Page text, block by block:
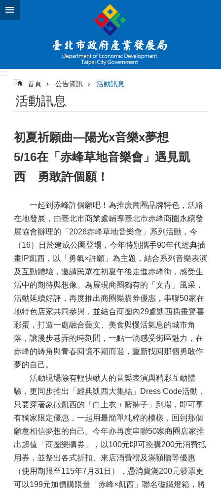
跳到主要內容區塊
:::
:::
首頁 公告資訊 活動訊息
活動訊息
初夏祈願曲―陽光x音樂x夢想
5/16在「赤峰草地音樂會」遇見凱
西 勇敢許個願！
一起到赤峰許個願吧！為推廣商圈品牌特色，活絡
在地發展，由臺北市商業處輔導臺北市赤峰商圈永續發
展協會辦理的「2026赤峰草地音樂會」系列活動，今
（16）日於建成公園登場，今年特別攜手90年代經典插
畫IP凱西，以「勇氣×許願」為主題，結合系列音樂表演
及互動體驗，邀請民眾在初夏午後走進赤峰街，感受生
活中的期待與想像。為展現商圈獨有的「文青」風采，
活動延續好評，再度推出商圈樂購券優惠，串聯50家在
地特色店家共同參與，並結合商圈內29處凱西插畫驚喜
彩蛋，打造一處融合藝文、美食與慢活氣息的城市角
落，讓漫步巷弄的時刻間，一點一滴感受街區魅力，在
赤峰的轉角與青春回憶不期而遇，重新找回那個勇敢作
夢的自己。
活動現場除有輕快動人的音樂表演與精彩互動體
驗，更同步推出「經典凱西大集結」Dress Code活動，
只要穿著象徵凱西的「白上衣＋藍褲子」到場，即可享
有獨家限定優惠，一起用最簡單純粹的模樣，回到那個
願意相信夢想的自己。今年亦再度串聯50家商圈店家推
出超值「商圈樂購券」，以100元即可換購200元消費抵
用券，並祭出各式折扣、來店消費禮及滿額贈等優惠
（使用期限至115年7月31日），憑消費滿200元發票更
可以199元加價購限量「赤峰×凱西」聯名磁鐵燈箱，將